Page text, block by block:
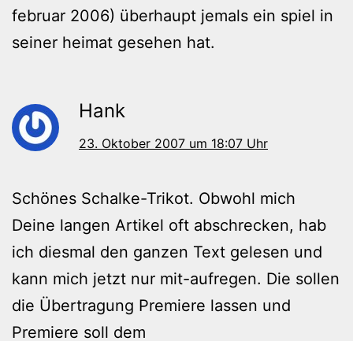
februar 2006) überhaupt jemals ein spiel in
seiner heimat gesehen hat.
Hank
23. Oktober 2007 um 18:07 Uhr
Schönes Schalke-Trikot. Obwohl mich
Deine langen Artikel oft abschrecken, hab
ich diesmal den ganzen Text gelesen und
kann mich jetzt nur mit-aufregen. Die sollen
die Übertragung Premiere lassen und
Premiere soll dem